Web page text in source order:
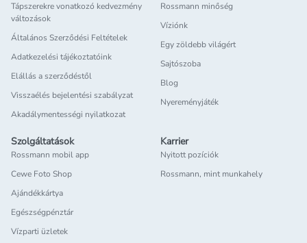
Tápszerekre vonatkozó kedvezmény
változások
Általános Szerződési Feltételek
Adatkezelési tájékoztatóink
Elállás a szerződéstől
Visszaélés bejelentési szabályzat
Akadálymentességi nyilatkozat
Rossmann minőség
Víziónk
Egy zöldebb világért
Sajtószoba
Blog
Nyereményjáték
Szolgáltatások
Rossmann mobil app
Cewe Foto Shop
Ajándékkártya
Egészségpénztár
Vízparti üzletek
Karrier
Nyitott pozíciók
Rossmann, mint munkahely